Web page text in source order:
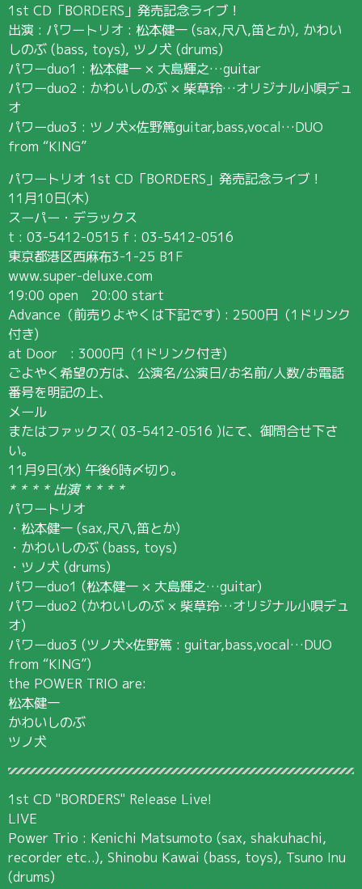
1st CD「BORDERS」発売記念ライブ！
出演 : パワートリオ : 松本健一 (sax,尺八,笛とか), かわい
しのぶ (bass, toys), ツノ犬 (drums)
パワーduo1 : 松本健一 × 大島輝之…guitar
パワーduo2 : かわいしのぶ × 柴草玲…オリジナル小唄デュ
オ
パワーduo3 : ツノ犬×佐野篤guitar,bass,vocal…DUO
from “KING”
パワートリオ 1st CD「BORDERS」発売記念ライブ！
11月10日(木)
スーパー・デラックス
t : 03-5412-0515 f : 03-5412-0516
東京都港区西麻布3-1-25 B1F
www.super-deluxe.com
19:00 open 20:00 start
Advance（前売りよやくは下記です) : 2500円（1ドリンク
付き)
at Door : 3000円（1ドリンク付き)
ごよやく希望の方は、公演名/公演日/お名前/人数/お電話
番号を明記の上、
メール
またはファックス( 03-5412-0516 )にて、御問合せ下さ
い。
11月9日(水) 午後6時〆切り。
* * * * 出演 * * * *
パワートリオ
・松本健一 (sax,尺八,笛とか)
・かわいしのぶ (bass, toys)
・ツノ犬 (drums)
パワーduo1 (松本健一 × 大島輝之…guitar)
パワーduo2 (かわいしのぶ × 柴草玲…オリジナル小唄デュ
オ)
パワーduo3 (ツノ犬×佐野篤 : guitar,bass,vocal…DUO
from “KING”)
the POWER TRIO are:
松本健一
かわいしのぶ
ツノ犬
1st CD "BORDERS" Release Live!
LIVE
Power Trio : Kenichi Matsumoto (sax, shakuhachi,
recorder etc..), Shinobu Kawai (bass, toys), Tsuno Inu
(drums)